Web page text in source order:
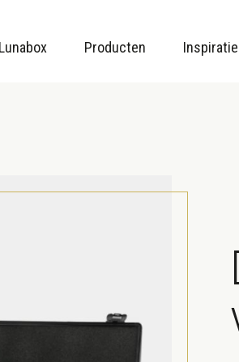
Lunabox Producten Inspiratie